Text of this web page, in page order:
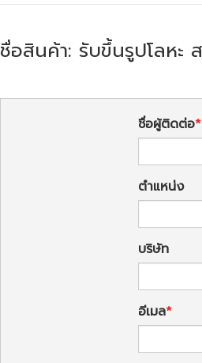
ชื่อสินค้า: รับขึ้นรูปโลหะ
ชื่อผู้ติดต่อ
ตำแหน่ง
บริษัท
อีเมล